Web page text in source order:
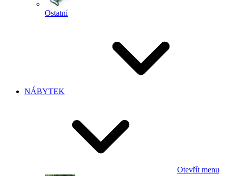
Ostatní
NÁBYTEK
Otevřít menu